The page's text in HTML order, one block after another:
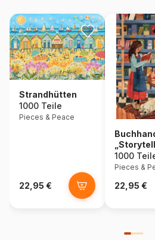
Strandhütten
1000 Teile
Pieces & Peace
22,95 €
1000
Pieces &
22,95 €